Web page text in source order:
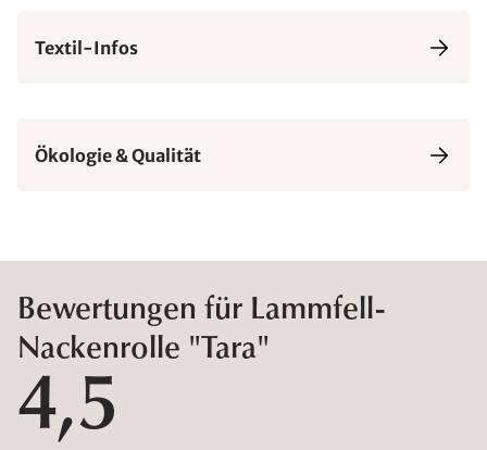
Textil-Infos
Ökologie & Qualität
Bewertungen für Lammfell-
Nackenrolle "Tara"
4,5